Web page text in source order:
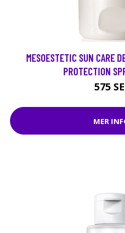
MESOESTETIC SUN CARE
PROTECTION
575
MER